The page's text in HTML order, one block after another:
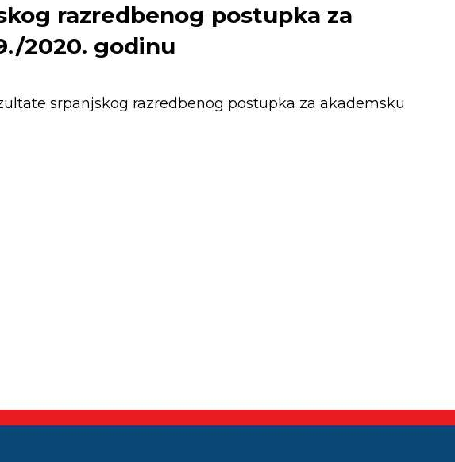
razredbenog postupka za
2020. godinu
srpanjskog razredbenog postupka za akademsku